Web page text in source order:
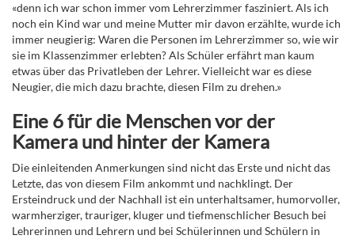
«denn ich war schon immer vom Lehrerzimmer fasziniert. Als ich
noch ein Kind war und meine Mutter mir davon erzählte, wurde ich
immer neugierig: Waren die Personen im Lehrerzimmer so, wie wir
sie im Klassenzimmer erlebten? Als Schüler erfährt man kaum
etwas über das Privatleben der Lehrer. Vielleicht war es diese
Neugier, die mich dazu brachte, diesen Film zu drehen.»
Eine 6 für die Menschen vor der
Kamera und hinter der Kamera
Die einleitenden Anmerkungen sind nicht das Erste und nicht das
Letzte, das von diesem Film ankommt und nachklingt. Der
Ersteindruck und der Nachhall ist ein unterhaltsamer, humorvoller,
warmherziger, trauriger, kluger und tiefmenschlicher Besuch bei
Lehrerinnen und Lehrern und bei Schülerinnen und Schülern in